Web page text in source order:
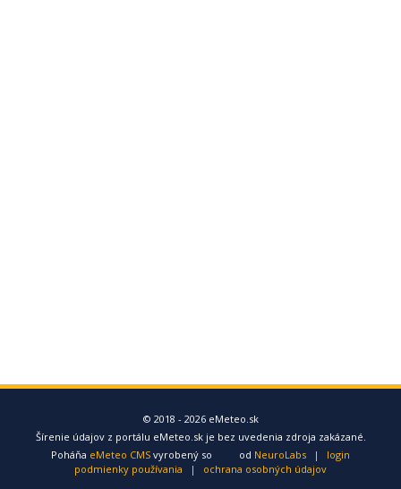
© 2018 - 2026 eMeteo.sk
Šírenie údajov z portálu eMeteo.sk je bez uvedenia zdroja zakázané.
Poháňa eMeteo CMS vyrobený so od NeuroLabs |
login
podmienky používania
| ochrana osobných údajov